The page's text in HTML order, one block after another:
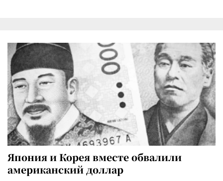
Япония и Корея вместе обвалили
американский доллар